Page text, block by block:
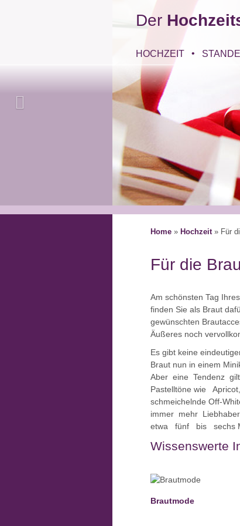
Der
HOCHZEIT
Home » Hochzeit » Für
Für die
Am schönsten Tag
finden Sie als Braut
gewünschten
Äußeres noch
Es gibt keine
Braut nun in einem
Aber eine Tendenz
Pastelltöne wie
schmeichelnde Off-
immer mehr
etwa fünf bis sechs
Wissenswerte
Brautmode